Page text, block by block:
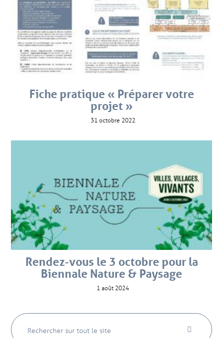
Fiche pratique « Préparer votre
projet »
31 octobre 2022
Rendez-vous le 3 octobre pour la
Biennale Nature & Paysage
1 août 2024